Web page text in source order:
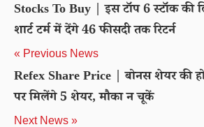
Stocks To Buy | इस टॉप 6 स्टॉक की
शार्ट टर्म में देंगे 46 फीसदी तक रिटर्न
« Previous News
Refex Share Price | बोनस शेयर की
पर मिलेंगे 5 शेयर, मौका न चूकें
Next News »